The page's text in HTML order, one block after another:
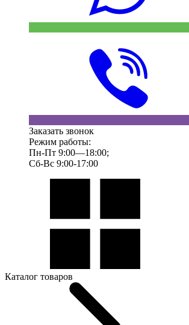
Заказать звонок
Режим работы:
Пн-Пт 9:00—18:00;
Сб-Вс 9:00-17:00
Каталог товаров